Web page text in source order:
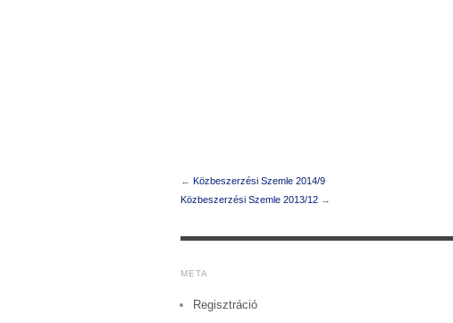
← Közbeszerzési Szemle 2014/9
Közbeszerzési Szemle 2013/12 →
META
Regisztráció